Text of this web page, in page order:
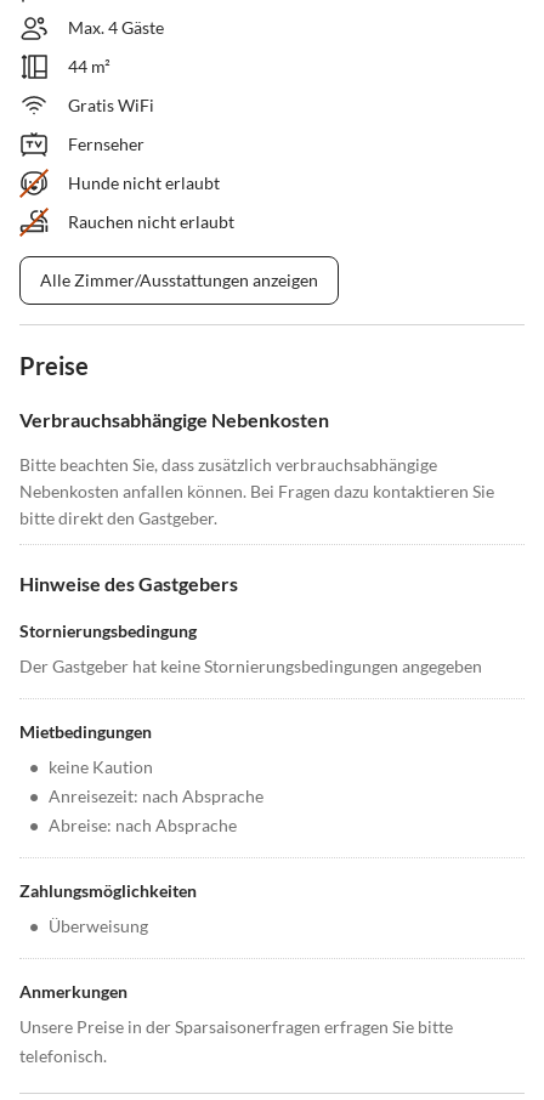
Max. 4 Gäste
44 m²
Gratis WiFi
Fernseher
Hunde nicht erlaubt
Rauchen nicht erlaubt
Alle Zimmer/Ausstattungen anzeigen
Preise
Verbrauchsabhängige Nebenkosten
Bitte beachten Sie, dass zusätzlich verbrauchsabhängige
Nebenkosten anfallen können. Bei Fragen dazu kontaktieren Sie
bitte direkt den Gastgeber.
Hinweise des Gastgebers
Stornierungsbedingung
Der Gastgeber hat keine Stornierungsbedingungen angegeben
Mietbedingungen
• keine Kaution
• Anreisezeit: nach Absprache
• Abreise: nach Absprache
Zahlungsmöglichkeiten
• Überweisung
Anmerkungen
Unsere Preise in der Sparsaisonerfragen erfragen Sie bitte
telefonisch.